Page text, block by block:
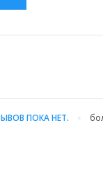
ПОКА НЕТ.